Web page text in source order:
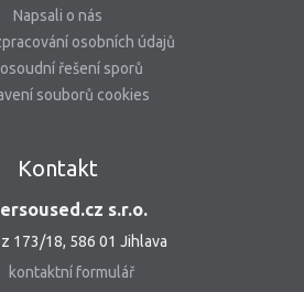
Napsali o nás
osobních údajů
řešení sporů
souborů cookies
Kontakt
s.r.o.
173/18, 586 01 Jihlava
kontaktní formulář